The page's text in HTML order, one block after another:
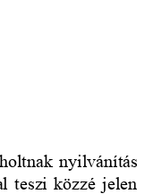
nyilvánítás
teszi közzé jelen